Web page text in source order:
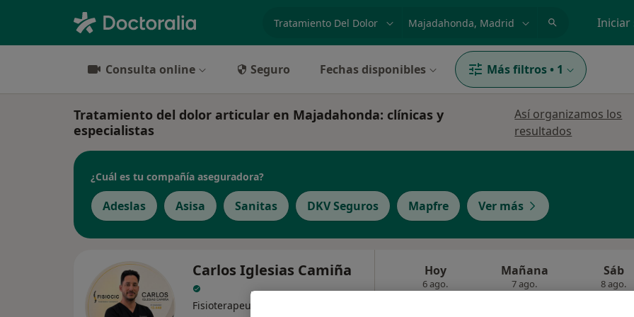
Iniciar
Consulta online Seguro Fechas disponibles Más filtros • 1
Tratamiento del dolor articular en Majadahonda: clínicas y
especialistas
Así organizamos los
resultados
¿Cuál es tu compañía aseguradora?
Adeslas Asisa Sanitas DKV Seguros Mapfre Ver más
Carlos Iglesias Camiña
Fisioterapeuta, Osteópata
Hoy
6 ago.
Mañana
7 ago.
Sáb
8 ago.